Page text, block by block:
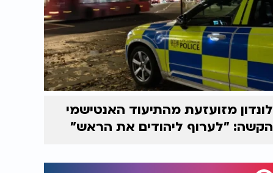
לונדון מזועזעת מהתיעוד האנטישמי
הקשה: "לערוף ליהודים את הראש"